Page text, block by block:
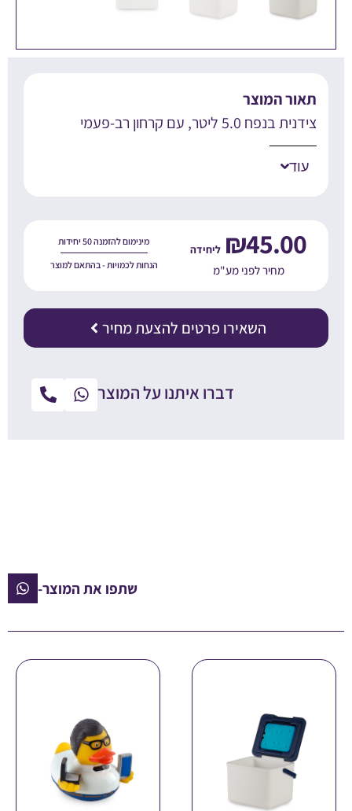
המוצר
בנפח 5.0 ליטר, עם קרחון רב-פעמי
₪45.00
מחיר לפני מע"מ
מינימום להזמנה 50 יחידות
הנחות לכמויות - בהתאם למוצר
השאירו פרטים להצעת מחיר
דברו איתנו על המוצר
שתפו את המוצר-